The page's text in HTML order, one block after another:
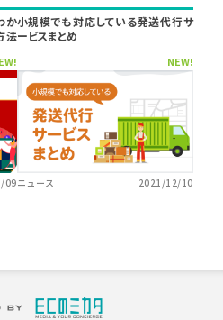
か
法
09
小規模でも対応している発送代行サ
ービスまとめ
NEW!
ニュース 2021/12/10